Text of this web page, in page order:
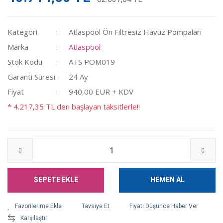
Kategori
Atlaspool Ön Filtresiz Havuz Pompaları
Marka
Atlaspool
Stok Kodu
ATS POM019
Garanti Süresi
24 Ay
Fiyat
940,00 EUR + KDV
* 4.217,35 TL den başlayan taksitlerle!!
SEPETE EKLE HEMEN AL
Tavsiye Et
Fiyatı Düşünce Haber Ver
Karşılaştır